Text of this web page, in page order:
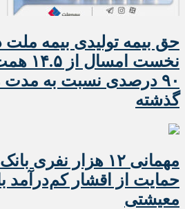
حق بیمه تولیدی بیمه ملت
نخست
۹۰ درصدی نسبت به
گذشته
مهمانی ۱۲ هزار
حمایت از اقشار کم‌درآمد
معیشتی